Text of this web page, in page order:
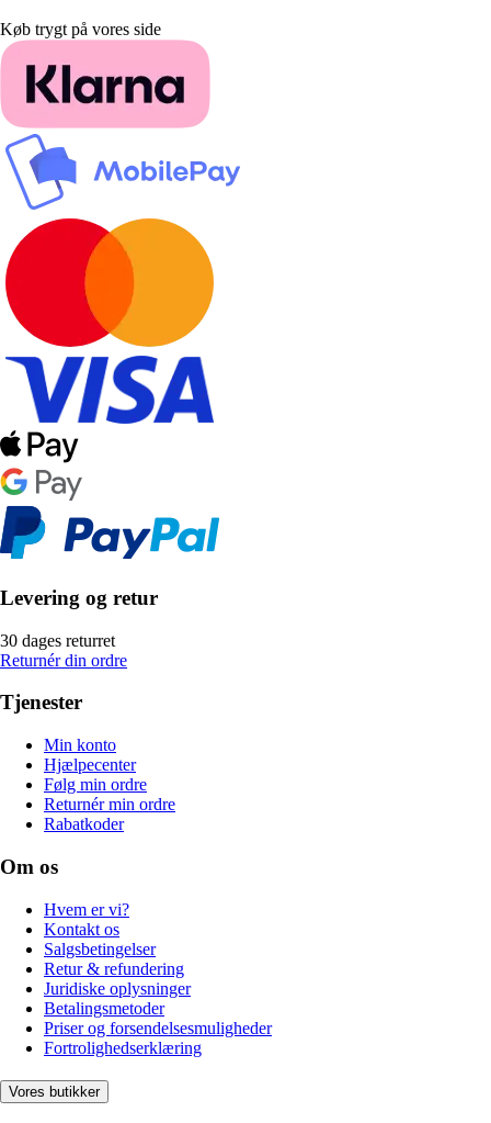
Køb trygt på vores side
Levering og retur
30 dages returret
Returnér din ordre
Tjenester
Min konto
Hjælpecenter
Følg min ordre
Returnér min ordre
Rabatkoder
Om os
Hvem er vi?
Kontakt os
Salgsbetingelser
Retur & refundering
Juridiske oplysninger
Betalingsmetoder
Priser og forsendelsesmuligheder
Fortrolighedserklæring
Vores butikker